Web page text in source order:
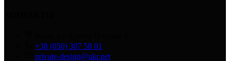
+38 (050) 307 58 01
private-design@ukr.net